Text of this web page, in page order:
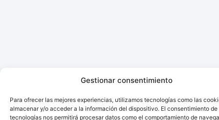
Gestionar consentimiento
Para ofrecer las mejores experiencias, utilizamos tecnologías como las
almacenar y/o acceder a la información del dispositivo. El consentimiento de
tecnologías nos permitirá procesar datos como el comportamiento de